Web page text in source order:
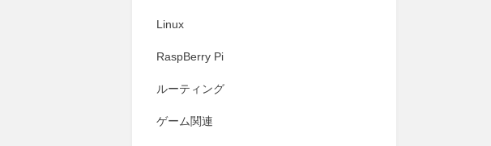
Linux
RaspBerry Pi
ルーティング
ゲーム関連